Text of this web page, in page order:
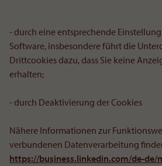
- durch eine entsprechende
Software, insbesondere führt die
Drittcookies dazu, dass Sie keine
erhalten;
- durch Deaktivierung der Cookies
Nähere Informationen zur
verbundenen Datenverarbeitung
https://business.linkedin.com/de-de/